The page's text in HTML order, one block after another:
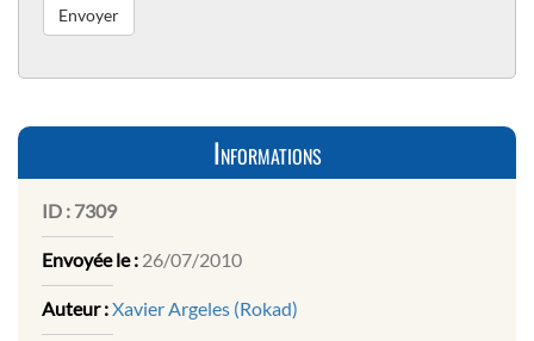
Informations
ID : 7309
Envoyée le : 26/07/2010
Auteur :Xavier Argeles (Rokad)